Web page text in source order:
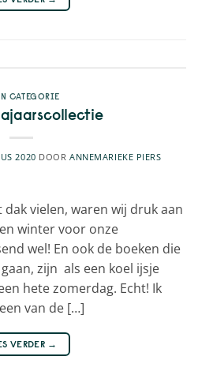
CATEGORIE
2020 DOORANNEMARIEKE PIERS
vielen, waren wij druk aan
winter voor onze
wel! En ook de boeken die
zijn als een koel ijsje
hete zomerdag. Echt! Ik
van de […]
VERDER →